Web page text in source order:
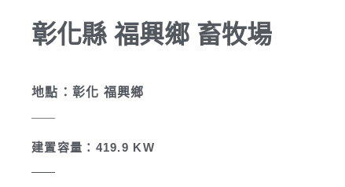
彰化縣 福興鄉 畜牧場
地點：彰化 福興鄉
建置容量：419.9 KW